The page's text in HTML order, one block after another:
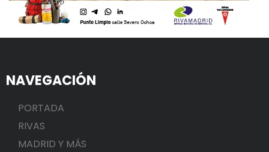
NAVEGACIÓN
PORTADA
RIVAS
MADRID Y MÁS